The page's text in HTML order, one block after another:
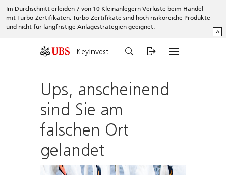
Im Durchschnitt erleiden 7 von 10 Kleinanlegern Verluste beim Handel
mit Turbo-Zertifikaten. Turbo-Zertifikate sind hoch risikoreiche Produkte
und nicht für langfristige Anlagestrategien geeignet.
^
KeyInvest
Ups, anscheinend
sind Sie am
falschen Ort
gelandet